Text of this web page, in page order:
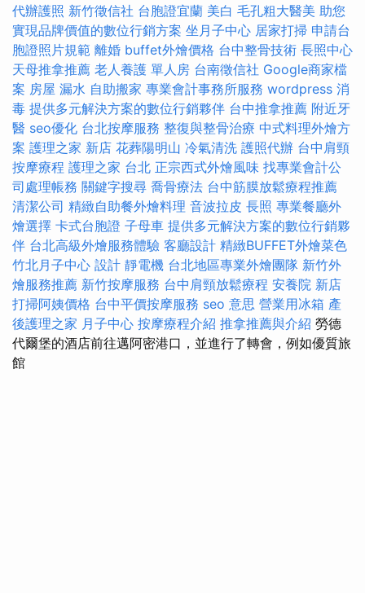
代辦護照 新竹徵信社 台胞證宜蘭 美白 毛孔粗大醫美 助您
實現品牌價值的數位行銷方案 坐月子中心 居家打掃 申請台
胞證照片規範 離婚 buffet外燴價格 台中整骨技術 長照中心
天母推拿推薦 老人養護 單人房 台南徵信社 Google商家檔
案 房屋 漏水 自助搬家 專業會計事務所服務 wordpress 消
毒 提供多元解決方案的數位行銷夥伴 台中推拿推薦 附近牙
醫 seo優化 台北按摩服務 整復與整骨治療 中式料理外燴方
案 護理之家 新店 花葬陽明山 冷氣清洗 護照代辦 台中肩頸
按摩療程 護理之家 台北 正宗西式外燴風味 找專業會計公
司處理帳務 關鍵字搜尋 喬骨療法 台中筋膜放鬆療程推薦
清潔公司 精緻自助餐外燴料理 音波拉皮 長照 專業餐廳外
燴選擇 卡式台胞證 子母車 提供多元解決方案的數位行銷夥
伴 台北高級外燴服務體驗 客廳設計 精緻BUFFET外燴菜色
竹北月子中心 設計 靜電機 台北地區專業外燴團隊 新竹外
燴服務推薦 新竹按摩服務 台中肩頸放鬆療程 安養院 新店
打掃阿姨價格 台中平價按摩服務 seo 意思 營業用冰箱 產
後護理之家 月子中心 按摩療程介紹 推拿推薦與介紹 勞德
代爾堡的酒店前往邁阿密港口，並進行了轉會，例如優質旅
館